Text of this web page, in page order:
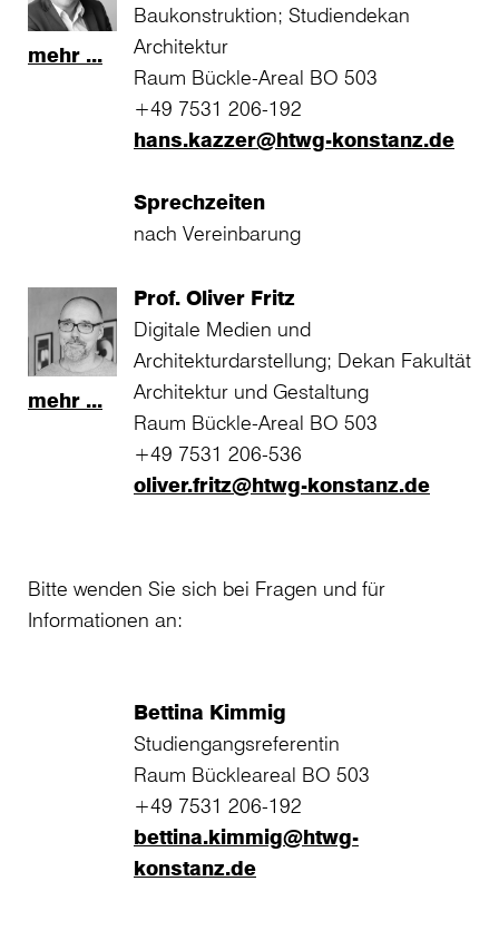
mehr ...
Baukonstruktion; Studiendekan
Architektur
Raum Bückle-Areal BO 503
+49 7531 206-192
hans.kazzer@htwg-konstanz.de
Sprechzeiten
nach Vereinbarung
mehr ...
Prof. Oliver Fritz
Digitale Medien und
Architekturdarstellung; Dekan Fakultät
Architektur und Gestaltung
Raum Bückle-Areal BO 503
+49 7531 206-536
oliver.fritz@htwg-konstanz.de
Bitte wenden Sie sich bei Fragen und für
Informationen an:
Bettina Kimmig
Studiengangsreferentin
Raum Bückleareal BO 503
+49 7531 206-192
bettina.kimmig@htwg-
konstanz.de